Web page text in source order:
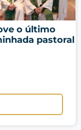
o último
pastoral